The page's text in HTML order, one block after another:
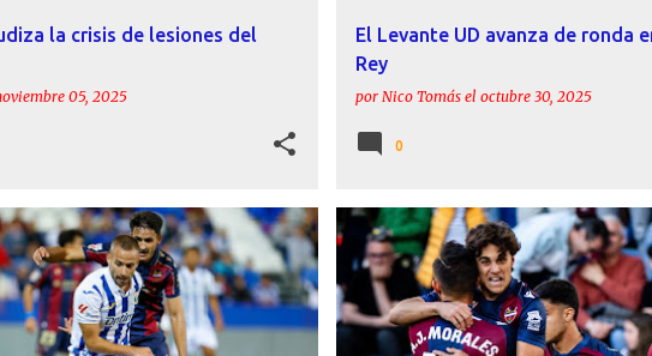
la crisis de lesiones del
05, 2025
El Levante UD avanza de ronda
Rey
por Nico Tomás el octubre 30, 2025
0
LEGANÉS CRÓNICAS IKER LOSADA
+
LEVANTE UD
ÁLEX FORÉS CARLOS ÁLVAREZ CARLOS